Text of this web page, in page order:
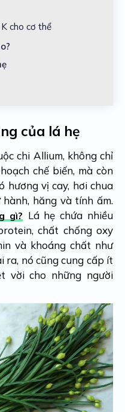
cho cơ thể
của lá hẹ
chi Allium, không chỉ
chế biến, mà còn
hương vị cay, hơi chua
hăng và tính ấm.
gì? Lá hẹ chứa nhiều
chất chống oxy
và khoáng chất như
ra, nó cũng cung cấp ít
vời cho những người